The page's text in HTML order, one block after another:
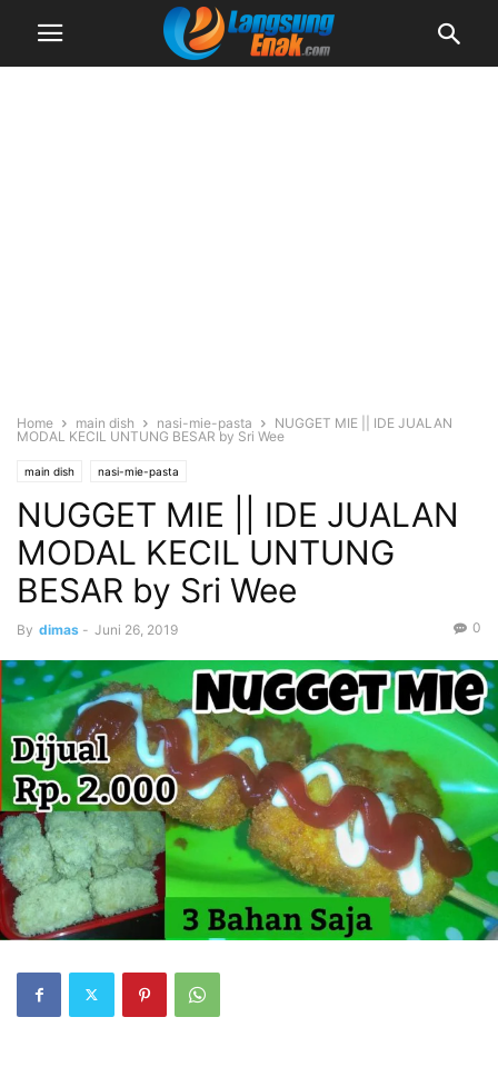
Home main dish nasi-mie-pasta
NUGGET MIE || IDE JUALAN
MODAL KECIL UNTUNG BESAR by Sri Wee
main dish nasi-mie-pasta
NUGGET MIE || IDE JUALAN
MODAL KECIL UNTUNG
BESAR by Sri Wee
By dimas - Juni 26, 2019 0